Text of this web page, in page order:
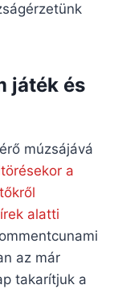
játék és
múzsájává
a
alatti
az már
takarítjuk a